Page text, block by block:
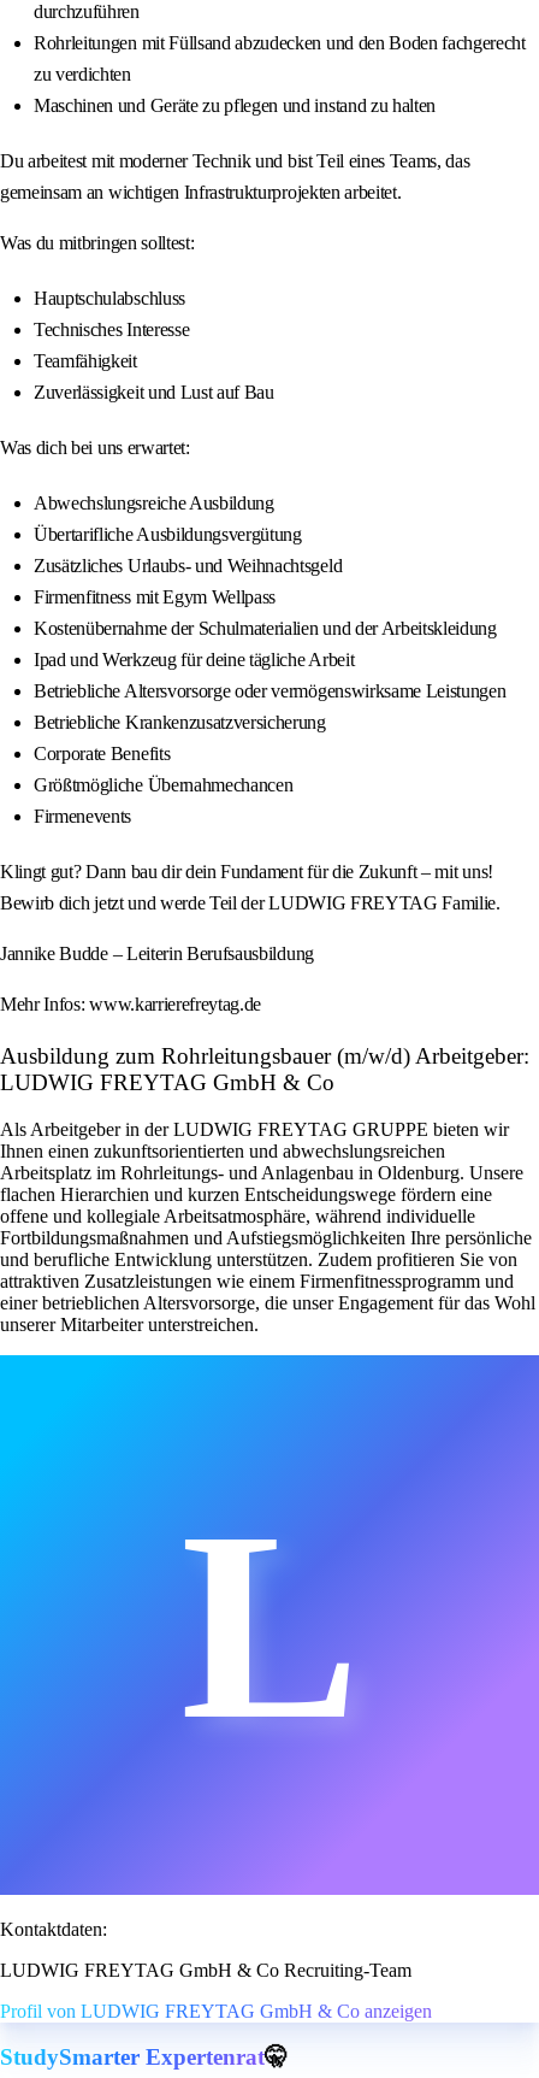
durchzuführen
Rohrleitungen mit Füllsand abzudecken und den Boden fachgerecht
zu verdichten
Maschinen und Geräte zu pflegen und instand zu halten
Du arbeitest mit moderner Technik und bist Teil eines Teams, das
gemeinsam an wichtigen Infrastrukturprojekten arbeitet.
Was du mitbringen solltest:
Hauptschulabschluss
Technisches Interesse
Teamfähigkeit
Zuverlässigkeit und Lust auf Bau
Was dich bei uns erwartet:
Abwechslungsreiche Ausbildung
Übertarifliche Ausbildungsvergütung
Zusätzliches Urlaubs- und Weihnachtsgeld
Firmenfitness mit Egym Wellpass
Kostenübernahme der Schulmaterialien und der Arbeitskleidung
Ipad und Werkzeug für deine tägliche Arbeit
Betriebliche Altersvorsorge oder vermögenswirksame Leistungen
Betriebliche Krankenzusatzversicherung
Corporate Benefits
Größtmögliche Übernahmechancen
Firmenevents
Klingt gut? Dann bau dir dein Fundament für die Zukunft – mit uns!
Bewirb dich jetzt und werde Teil der LUDWIG FREYTAG Familie.
Jannike Budde – Leiterin Berufsausbildung
Mehr Infos: www.karrierefreytag.de
Ausbildung zum Rohrleitungsbauer (m/w/d) Arbeitgeber:
LUDWIG FREYTAG GmbH & Co
Als Arbeitgeber in der LUDWIG FREYTAG GRUPPE bieten wir
Ihnen einen zukunftsorientierten und abwechslungsreichen
Arbeitsplatz im Rohrleitungs- und Anlagenbau in Oldenburg. Unsere
flachen Hierarchien und kurzen Entscheidungswege fördern eine
offene und kollegiale Arbeitsatmosphäre, während individuelle
Fortbildungsmaßnahmen und Aufstiegsmöglichkeiten Ihre persönliche
und berufliche Entwicklung unterstützen. Zudem profitieren Sie von
attraktiven Zusatzleistungen wie einem Firmenfitnessprogramm und
einer betrieblichen Altersvorsorge, die unser Engagement für das Wohl
unserer Mitarbeiter unterstreichen.
L
Kontaktdaten:
LUDWIG FREYTAG GmbH & Co Recruiting-Team
Profil von LUDWIG FREYTAG GmbH & Co anzeigen
StudySmarter Expertenrat🤫